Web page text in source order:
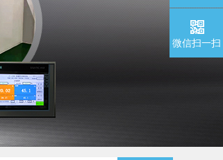
微信扫一扫